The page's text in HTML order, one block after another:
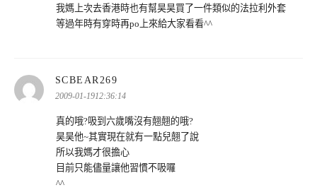
我媽上次去香港時也有幫昊昊買了一件類似的法拉利外套
等過年時有穿時再po上來給大家看看^^
SCBEAR269
示:
2009-01-1912:36:14
真的哦?吸到六歲嘴沒有翹翹的哦?
昊昊他~其實現在就有一點兒翹了說
所以我媽才很擔心
目前只能儘量讓他習慣不吸囉
^^